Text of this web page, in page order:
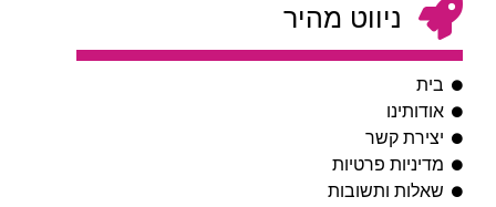
ניווט מהיר
בית
אודותינו
יצירת קשר
מדיניות פרטיות
שאלות ותשובות